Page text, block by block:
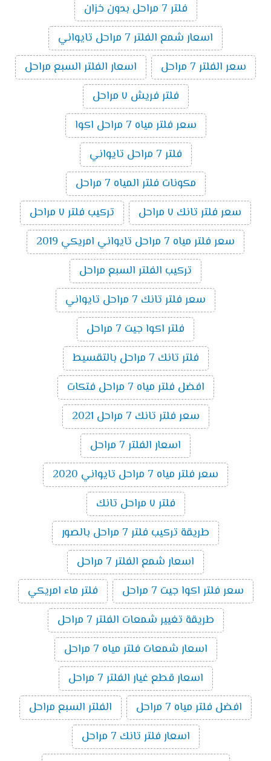
فلتر 7 مراحل بدون خزان
اسعار شمع الفلتر 7 مراحل تايواني
سعر الفلتر 7 مراحل
اسعار الفلتر السبع مراحل
فلتر فريش ٧ مراحل
سعر فلتر مياه 7 مراحل اكوا
فلتر 7 مراحل تايواني
مكونات فلتر المياه 7 مراحل
سعر فلتر تانك ٧ مراحل
تركيب فلتر ٧ مراحل
سعر فلتر مياه 7 مراحل تايواني امريكي 2019
تركيب الفلتر السبع مراحل
سعر فلتر تانك 7 مراحل تايواني
فلتر اكوا جيت 7 مراحل
فلتر تانك 7 مراحل بالتقسيط
افضل فلتر مياه 7 مراحل فتكات
سعر فلتر تانك 7 مراحل 2021
اسعار الفلتر 7 مراحل
سعر فلتر مياه 7 مراحل تايواني 2020
فلتر ٧ مراحل تانك
طريقة تركيب فلتر 7 مراحل بالصور
اسعار شمع الفلتر 7 مراحل
سعر فلتر اكوا جيت 7 مراحل
فلتر ماء امريكي
طريقة تغيير شمعات الفلتر 7 مراحل
اسعار شمعات فلتر مياه 7 مراحل
اسعار قطع غيار الفلتر 7 مراحل
افضل فلتر مياه 7 مراحل
الفلتر السبع مراحل
اسعار فلتر تانك 7 مراحل